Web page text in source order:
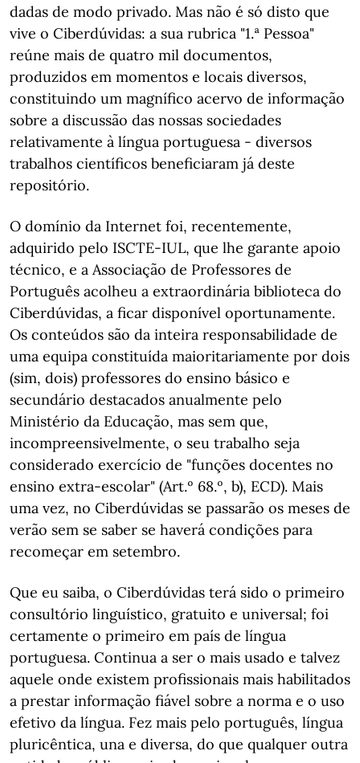
dadas de modo privado. Mas não é só disto que
vive o Ciberdúvidas: a sua rubrica "1.ª Pessoa"
reúne mais de quatro mil documentos,
produzidos em momentos e locais diversos,
constituindo um magnífico acervo de informação
sobre a discussão das nossas sociedades
relativamente à língua portuguesa - diversos
trabalhos científicos beneficiaram já deste
repositório.
O domínio da Internet foi, recentemente,
adquirido pelo ISCTE-IUL, que lhe garante apoio
técnico, e a Associação de Professores de
Português acolheu a extraordinária biblioteca do
Ciberdúvidas, a ficar disponível oportunamente.
Os conteúdos são da inteira responsabilidade de
uma equipa constituída maioritariamente por dois
(sim, dois) professores do ensino básico e
secundário destacados anualmente pelo
Ministério da Educação, mas sem que,
incompreensivelmente, o seu trabalho seja
considerado exercício de "funções docentes no
ensino extra-escolar" (Art.º 68.º, b), ECD). Mais
uma vez, no Ciberdúvidas se passarão os meses de
verão sem se saber se haverá condições para
recomeçar em setembro.
Que eu saiba, o Ciberdúvidas terá sido o primeiro
consultório linguístico, gratuito e universal; foi
certamente o primeiro em país de língua
portuguesa. Continua a ser o mais usado e talvez
aquele onde existem profissionais mais habilitados
a prestar informação fiável sobre a norma e o uso
efetivo da língua. Fez mais pelo português, língua
pluricêntica, una e diversa, do que qualquer outra